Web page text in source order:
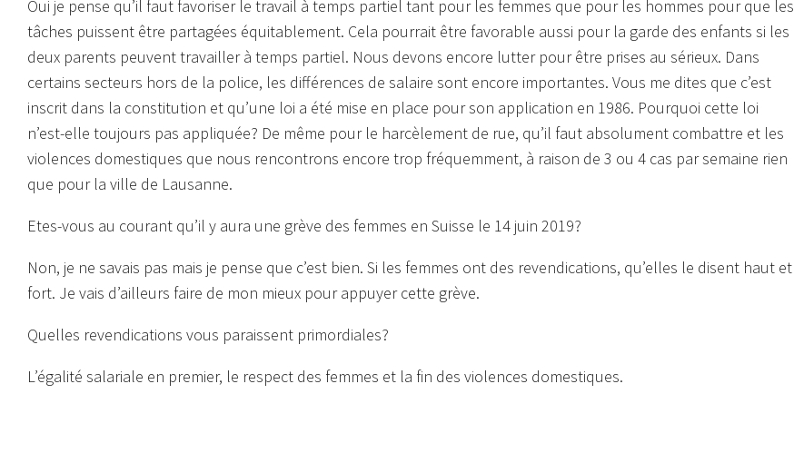
Oui je pense qu’il faut favoriser le travail à temps partiel tant pour les femmes que pour les hommes pour que les
tâches puissent être partagées équitablement. Cela pourrait être favorable aussi pour la garde des enfants si les
deux parents peuvent travailler à temps partiel. Nous devons encore lutter pour être prises au sérieux. Dans
certains secteurs hors de la police, les différences de salaire sont encore importantes. Vous me dites que c’est
inscrit dans la constitution et qu’une loi a été mise en place pour son application en 1986. Pourquoi cette loi
n’est-elle toujours pas appliquée? De même pour le harcèlement de rue, qu’il faut absolument combattre et les
violences domestiques que nous rencontrons encore trop fréquemment, à raison de 3 ou 4 cas par semaine rien
que pour la ville de Lausanne.
Etes-vous au courant qu’il y aura une grève des femmes en Suisse le 14 juin 2019?
Non, je ne savais pas mais je pense que c’est bien. Si les femmes ont des revendications, qu’elles le disent haut et
fort. Je vais d’ailleurs faire de mon mieux pour appuyer cette grève.
Quelles revendications vous paraissent primordiales?
L’égalité salariale en premier, le respect des femmes et la fin des violences domestiques.